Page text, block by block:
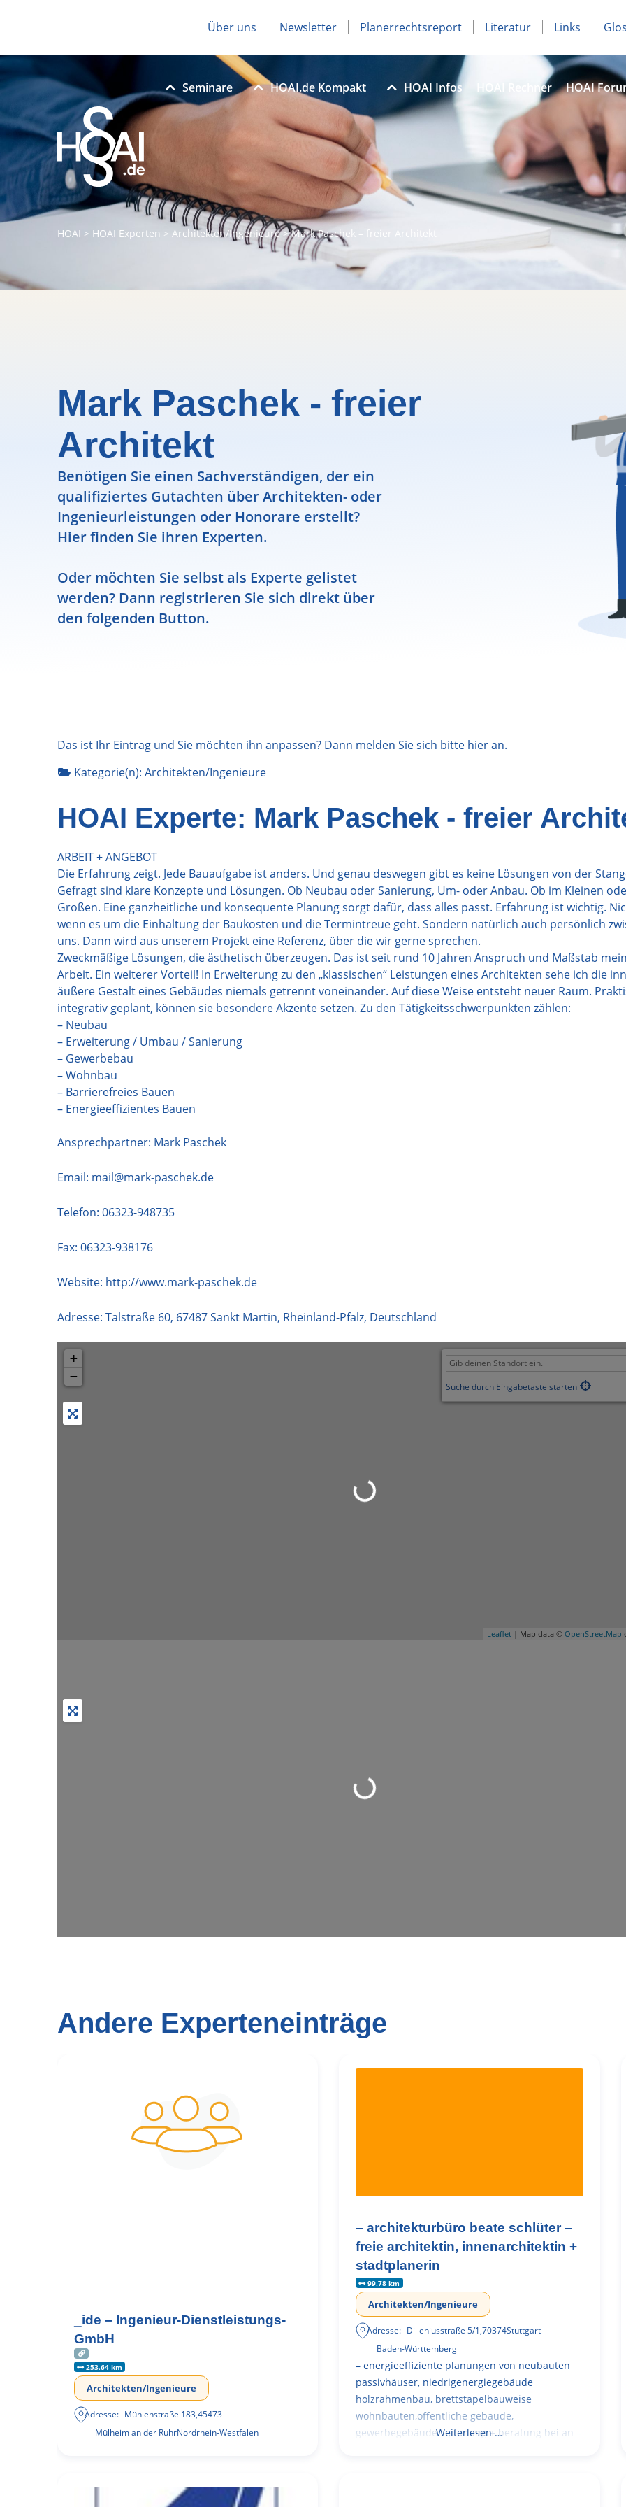
Über uns Newsletter Planerrechtsreport Literatur Links
Seminare HOAI.de Kompakt HOAI Infos HOAI Rechner HOAI
HOAI > HOAI Experten > Architekten/Ingenieure>Mark Paschek – freier Architekt
Mark Paschek - freier
Architekt
Benötigen Sie einen Sachverständigen, der ein
qualifiziertes Gutachten über Architekten- oder
Ingenieurleistungen oder Honorare erstellt?
Hier finden Sie ihren Experten.
Oder möchten Sie selbst als Experte gelistet
werden? Dann registrieren Sie sich direkt über
den folgenden Button.
Das ist Ihr Eintrag und Sie möchten ihn anpassen? Dann melden Sie sich bitte hieran.
Kategorie(n): Architekten/Ingenieure
HOAI Experte: Mark Paschek - freier
ARBEIT + ANGEBOT
Die Erfahrung zeigt. Jede Bauaufgabe ist anders. Und genau deswegen gibt es keine Lösungen von der
Gefragt sind klare Konzepte und Lösungen. Ob Neubau oder Sanierung, Um- oder Anbau. Ob im Kleinen
Großen. Eine ganzheitliche und konsequente Planung sorgt dafür, dass alles passt. Erfahrung ist wichtig.
wenn es um die Einhaltung der Baukosten und die Termintreue geht. Sondern natürlich auch persönlich
uns. Dann wird aus unserem Projekt eine Referenz, über die wir gerne sprechen.
Zweckmäßige Lösungen, die ästhetisch überzeugen. Das ist seit rund 10 Jahren Anspruch und Maßstab
Arbeit. Ein weiterer Vorteil! In Erweiterung zu den „klassischen“ Leistungen eines Architekten sehe ich die
äußere Gestalt eines Gebäudes niemals getrennt voneinander. Auf diese Weise entsteht neuer Raum.
integrativ geplant, können sie besondere Akzente setzen. Zu den Tätigkeitsschwerpunkten zählen:
– Neubau
– Erweiterung / Umbau / Sanierung
– Gewerbebau
– Wohnbau
– Barrierefreies Bauen
– Energieeffizientes Bauen
Ansprechpartner: Mark Paschek
Email: mail@mark-paschek.de
Telefon: 06323-948735
Fax: 06323-938176
Website: http://www.mark-paschek.de
Adresse: Talstraße 60, 67487Sankt Martin, Rheinland-Pfalz, Deutschland
+
−
Suche durch Eingabetaste starten
Leaflet | Map data © OpenStreetMap
Wird geladen …
Andere Experteneinträge
_ide – Ingenieur-Dienstleistungs-
GmbH
253.64 km
Architekten/Ingenieure
Adresse: Mühlenstraße 183,45473
Mülheim an der RuhrNordrhein-Westfalen
– architekturbüro beate schlüter –
freie architektin, innenarchitektin +
stadtplanerin
99.78 km
Architekten/Ingenieure
Adresse: Dilleniusstraße 5/1,70374Stuttgart
Baden-Württemberg
– energieeffiziente planungen von neubauten
passivhäuser, niedrigenergiegebäude
holzrahmenbau, brettstapelbauweise
wohnbauten,öffentliche gebäude,
gewerbegebäude – planung + beratung bei an –
Weiterlesen …